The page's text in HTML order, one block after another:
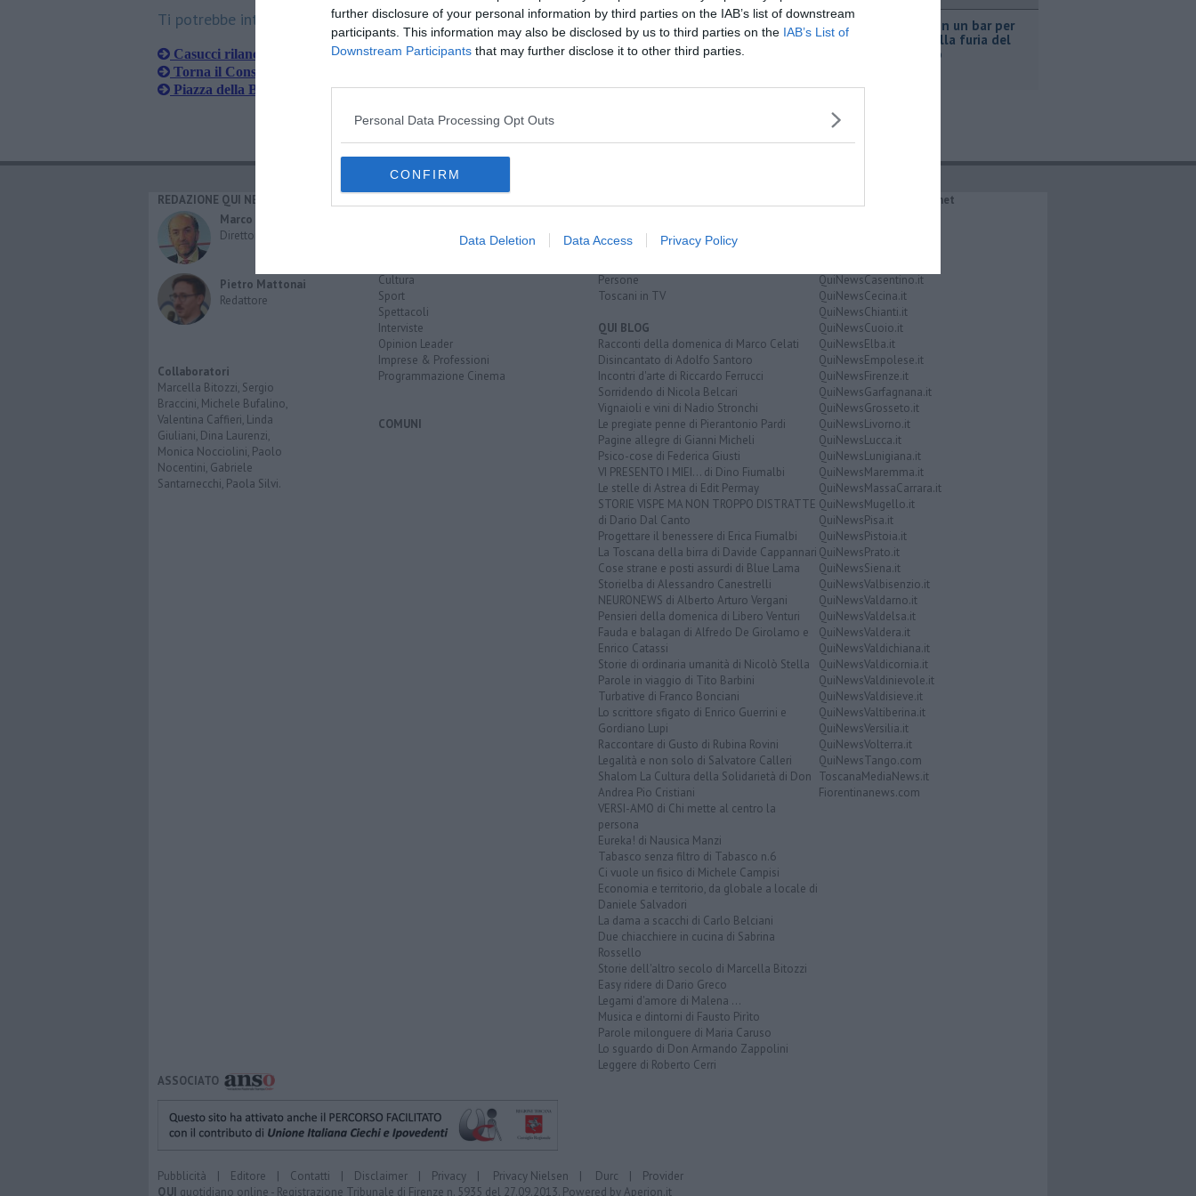
further disclosure of your personal information by third parties on the IAB’s list of downstream
participants. This information may also be disclosed by us to third parties on the IAB’s List of
Downstream Participants that may further disclose it to other third parties.
Personal Data Processing Opt Outs
CONFIRM
Data Deletion Data Access Privacy Policy
Ti potrebbe interessare anche:
Casucci rilancia per la cittadella della salute
Torna il Consiglio comunale, ecco i temi trattati
Piazza della Badia e dintorni, "non c'è sicurezza"
Nascosta in un bar per
sfuggire alla furia del
compagno
REDAZIONE QUI NEWS
Marco Migli
Direttore Responsabile
Pietro Mattonai
Redattore
Collaboratori
Marcella Bitozzi, Sergio
Braccini, Michele Bufalino,
Valentina Caffieri, Linda
Giuliani, Dina Laurenzi,
Monica Nocciolini, Paolo
Nocentini, Gabriele
Santarnecchi, Paola Silvi.
Cultura
Sport
Spettacoli
Interviste
Opinion Leader
Imprese & Professioni
Programmazione Cinema
COMUNI
Più Letti della settimana
Più Letti del mese
Persone
Toscani in TV
QUI BLOG
Racconti della domenica di Marco Celati
Disincantato di Adolfo Santoro
Incontri d'arte di Riccardo Ferrucci
Sorridendo di Nicola Belcari
Vignaioli e vini di Nadio Stronchi
Le pregiate penne di Pierantonio Pardi
Pagine allegre di Gianni Micheli
Psico-cose di Federica Giusti
VI PRESENTO I MIEI... di Dino Fiumalbi
Le stelle di Astrea di Edit Permay
STORIE VISPE MA NON TROPPO DISTRATTE
di Dario Dal Canto
Progettare il benessere di Erica Fiumalbi
La Toscana della birra di Davide Cappannari
Cose strane e posti assurdi di Blue Lama
Storielba di Alessandro Canestrelli
NEURONEWS di Alberto Arturo Vergani
Pensieri della domenica di Libero Venturi
Fauda e balagan di Alfredo De Girolamo e
Enrico Catassi
Storie di ordinaria umanità di Nicolò Stella
Parole in viaggio di Tito Barbini
Turbative di Franco Bonciani
Lo scrittore sfigato di Enrico Guerrini e
Gordiano Lupi
Raccontare di Gusto di Rubina Rovini
Legalità e non solo di Salvatore Calleri
Shalom La Cultura della Solidarietà di Don
Andrea Pio Cristiani
VERSI-AMO di Chi mette al centro la
persona
Eureka! di Nausica Manzi
Tabasco senza filtro di Tabasco n.6
Ci vuole un fisico di Michele Campisi
Economia e territorio, da globale a locale di
Daniele Salvadori
La dama a scacchi di Carlo Belciani
Due chiacchiere in cucina di Sabrina
Rossello
Storie dell'altro secolo di Marcella Bitozzi
Easy ridere di Dario Greco
Legami d'amore di Malena ...
Musica e dintorni di Fausto Pirìto
Parole milonguere di Maria Caruso
Lo sguardo di Don Armando Zappolini
Leggere di Roberto Cerri
IL NETWORK QuiNews.net
QuiNewsCasentino.it
QuiNewsCecina.it
QuiNewsChianti.it
QuiNewsCuoio.it
QuiNewsElba.it
QuiNewsEmpolese.it
QuiNewsFirenze.it
QuiNewsGarfagnana.it
QuiNewsGrosseto.it
QuiNewsLivorno.it
QuiNewsLucca.it
QuiNewsLunigiana.it
QuiNewsMaremma.it
QuiNewsMassaCarrara.it
QuiNewsMugello.it
QuiNewsPisa.it
QuiNewsPistoia.it
QuiNewsPrato.it
QuiNewsSiena.it
QuiNewsValbisenzio.it
QuiNewsValdarno.it
QuiNewsValdelsa.it
QuiNewsValdera.it
QuiNewsValdichiana.it
QuiNewsValdicornia.it
QuiNewsValdinievole.it
QuiNewsValdisieve.it
QuiNewsValtiberina.it
QuiNewsVersilia.it
QuiNewsVolterra.it
QuiNewsTango.com
ToscanaMediaNews.it
Fiorentinanews.com
ASSOCIATO
Pubblicità | Editore | Contatti | Disclaimer | Privacy | Privacy Nielsen | Durc | Provider
QUI quotidiano online - Registrazione Tribunale di Firenze n. 5935 del 27.09.2013. Powered byAperion.it